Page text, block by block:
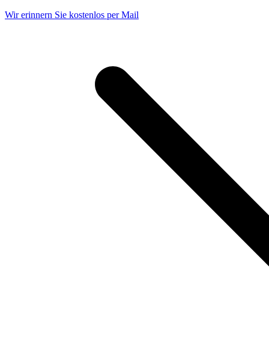
Wir erinnern Sie kostenlos per Mail